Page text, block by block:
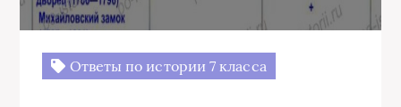
Ответы по истории 7 класса